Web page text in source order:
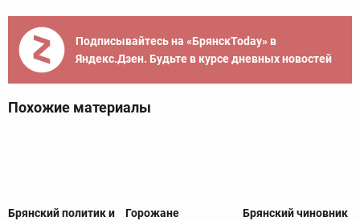
Подписывайтесь на «БрянскToday» в
Яндекс.Дзен. Будьте в курсе дневных новостей
Похожие материалы
Брянский политик и
Горожане
Брянский чиновник